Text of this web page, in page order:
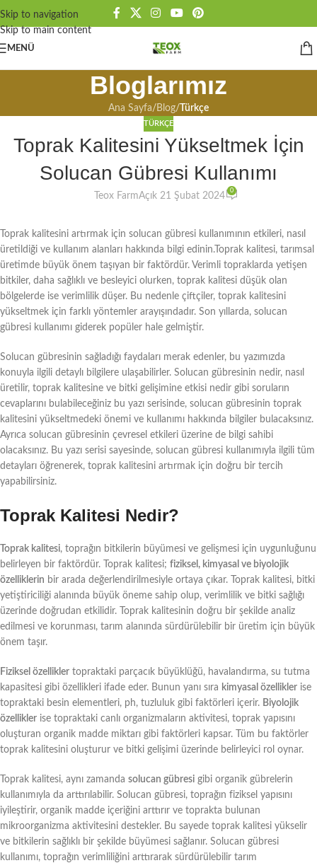
Skip to navigation
Skip to main content
MENÜ
Bloglarımız
Ana Sayfa/ Blog/ Türkçe
TÜRKÇE
Toprak Kalitesini Yükseltmek İçin
Solucan Gübresi Kullanımı
Teox FarmAçık 21 Şubat 2024
0
Toprak kalitesini artırmak için solucan gübresi kullanımının etkileri, nasıl
üretildiği ve kullanım alanları hakkında bilgi edinin.Toprak kalitesi, tarımsal
üretimde büyük önem taşıyan bir faktördür. Verimli topraklarda yetişen
bitkiler, daha sağlıklı ve besleyici olurken, toprak kalitesi düşük olan
bölgelerde ise verimlilik düşer. Bu nedenle çiftçiler, toprak kalitesini
yükseltmek için farklı yöntemler arayışındadır. Son yıllarda, solucan
gübresi kullanımı giderek popüler hale gelmiştir.
Solucan gübresinin sağladığı faydaları merak edenler, bu yazımızda
konuyla ilgili detaylı bilgilere ulaşabilirler. Solucan gübresinin nedir, nasıl
üretilir, toprak kalitesine ve bitki gelişimine etkisi nedir gibi soruların
cevaplarını bulabileceğiniz bu yazı serisinde, solucan gübresinin toprak
kalitesini yükseltmedeki önemi ve kullanımı hakkında bilgiler bulacaksınız.
Ayrıca solucan gübresinin çevresel etkileri üzerine de bilgi sahibi
olacaksınız. Bu yazı serisi sayesinde, solucan gübresi kullanımıyla ilgili tüm
detayları öğrenerek, toprak kalitesini artırmak için doğru bir tercih
yapabilirsiniz.
Toprak Kalitesi Nedir?
Toprak kalitesi, toprağın bitkilerin büyümesi ve gelişmesi için uygunluğunu
belirleyen bir faktördür. Toprak kalitesi; fiziksel, kimyasal ve biyolojik
özelliklerin bir arada değerlendirilmesiyle ortaya çıkar. Toprak kalitesi, bitki
yetiştiriciliği alanında büyük öneme sahip olup, verimlilik ve bitki sağlığı
üzerinde doğrudan etkilidir. Toprak kalitesinin doğru bir şekilde analiz
edilmesi ve korunması, tarım alanında sürdürülebilir bir üretim için büyük
önem taşır.
Fiziksel özellikler topraktaki parçacık büyüklüğü, havalandırma, su tutma
kapasitesi gibi özellikleri ifade eder. Bunun yanı sıra kimyasal özellikler ise
topraktaki besin elementleri, ph, tuzluluk gibi faktörleri içerir. Biyolojik
özellikler ise topraktaki canlı organizmaların aktivitesi, toprak yapısını
oluşturan organik madde miktarı gibi faktörleri kapsar. Tüm bu faktörler
toprak kalitesini oluşturur ve bitki gelişimi üzerinde belirleyici rol oynar.
Toprak kalitesi, aynı zamanda solucan gübresi gibi organik gübrelerin
kullanımıyla da arttırılabilir. Solucan gübresi, toprağın fiziksel yapısını
iyileştirir, organik madde içeriğini arttırır ve toprakta bulunan
mikroorganizma aktivitesini destekler. Bu sayede toprak kalitesi yükselir
ve bitkilerin sağlıklı bir şekilde büyümesi sağlanır. Solucan gübresi
kullanımı, toprağın verimliliğini arttırarak sürdürülebilir tarım